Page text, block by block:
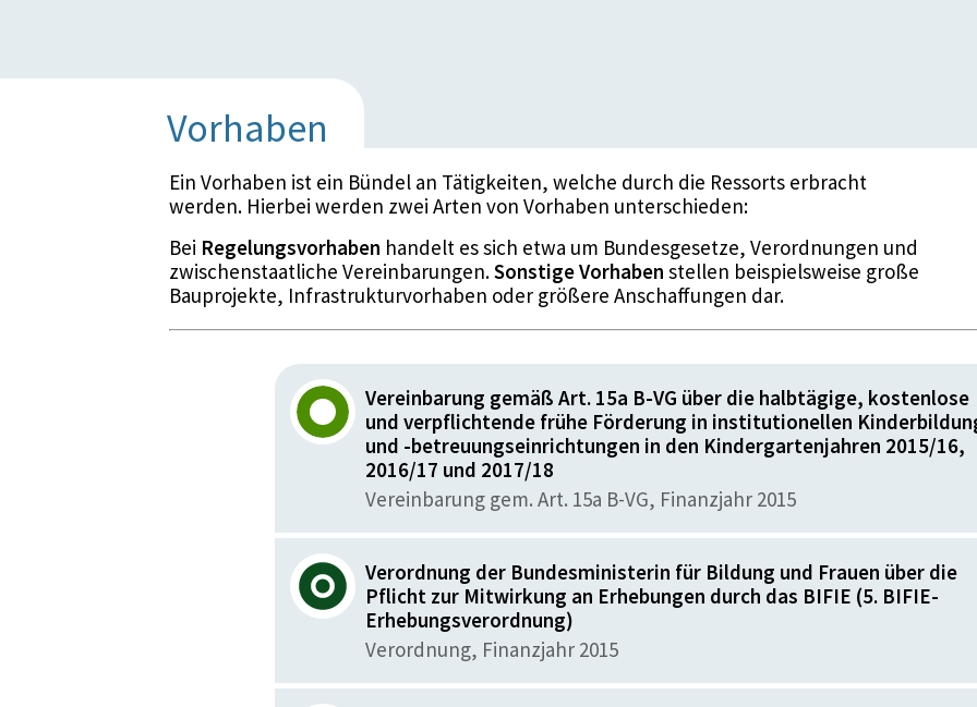
Vorhaben
Ein Vorhaben ist ein Bündel an Tätigkeiten, welche durch die Ressorts erbracht
werden. Hierbei werden zwei Arten von Vorhaben unterschieden:
Bei Regelungsvorhaben handelt es sich etwa um Bundesgesetze, Verordnungen und
zwischenstaatliche Vereinbarungen.Sonstige Vorhaben stellen beispielsweise große
Bauprojekte, Infrastrukturvorhaben oder größere Anschaffungen dar.
Vereinbarung gemäß Art. 15a B-VG über die halbtägige, kostenlose
und verpflichtende frühe Förderung in institutionellen
und -betreuungseinrichtungen in den Kindergartenjahren 2015/16,
2016/17 und 2017/18
Vereinbarung gem. Art. 15a B-VG, Finanzjahr 2015
Verordnung der Bundesministerin für Bildung und Frauen über die
Pflicht zur Mitwirkung an Erhebungen durch das BIFIE (5. BIFIE-
Erhebungsverordnung)
Verordnung, Finanzjahr 2015